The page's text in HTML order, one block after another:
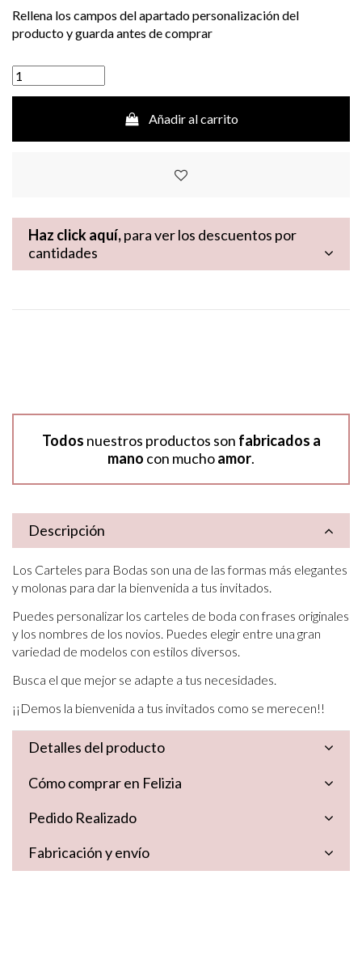
Rellena los campos del apartado personalización del
producto y guarda antes de comprar
Añadir al carrito
Haz click aquí,para ver los descuentos por
cantidades
Todos nuestros productos son fabricados a
mano con muchoamor.
Descripción
Los Carteles para Bodas son una de las formas más elegantes
y molonas para dar la bienvenida a tus invitados.
Puedes personalizar los carteles de boda con frases originales
y los nombres de los novios. Puedes elegir entre una gran
variedad de modelos con estilos diversos.
Busca el que mejor se adapte a tus necesidades.
¡¡Demos la bienvenida a tus invitados como se merecen!!
Detalles del producto
Cómo comprar en Felizia
Pedido Realizado
Fabricación y envío